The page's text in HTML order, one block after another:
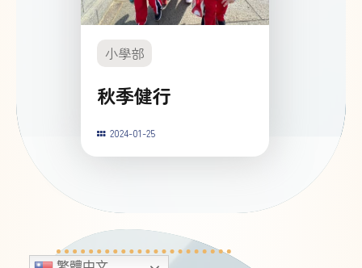
小學部
秋季健行
2024-01-25